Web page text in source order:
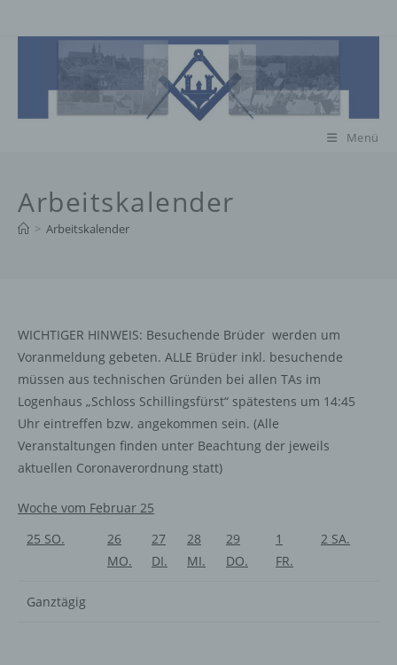
Inhalt
Menü
Arbeitskalender
> Arbeitskalender
WICHTIGER HINWEIS: Besuchende Brüder werden um
Voranmeldung gebeten. ALLE Brüder inkl. besuchende
müssen aus technischen Gründen bei allen TAs im
Logenhaus „Schloss Schillingsfürst“ spätestens um 14:45
Uhr eintreffen bzw. angekommen sein. (Alle
Veranstaltungen finden unter Beachtung der jeweils
aktuellen Coronaverordnung statt)
Woche vom Februar 25
25 SO.
26
MO.
27
DI.
28
MI.
29
DO.
1
FR.
2 SA.
Ganztägig